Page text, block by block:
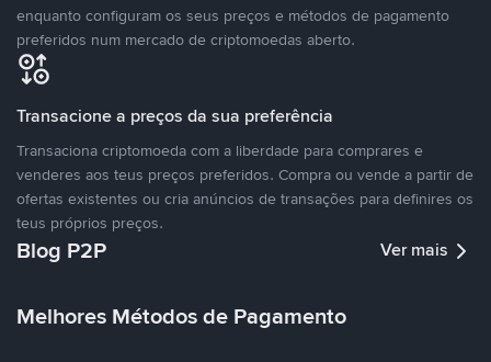
enquanto configuram os seus preços e métodos de pagamento
preferidos num mercado de criptomoedas aberto.
Transacione a preços da sua preferência
Transaciona criptomoeda com a liberdade para comprares e
venderes aos teus preços preferidos. Compra ou vende a partir de
ofertas existentes ou cria anúncios de transações para definires os
teus próprios preços.
Blog P2P Ver mais
Melhores Métodos de Pagamento